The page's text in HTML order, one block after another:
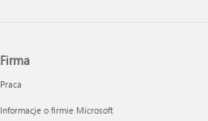
Firma
Praca
Informacje o firmie Microsoft